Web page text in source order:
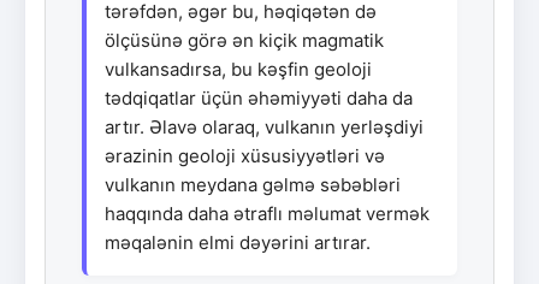
tərəfdən, əgər bu, həqiqətən də
ölçüsünə görə ən kiçik magmatik
vulkansadırsa, bu kəşfin geoloji
tədqiqatlar üçün əhəmiyyəti daha da
artır. Əlavə olaraq, vulkanın yerləşdiyi
ərazinin geoloji xüsusiyyətləri və
vulkanın meydana gəlmə səbəbləri
haqqında daha ətraflı məlumat vermək
məqalənin elmi dəyərini artırar.